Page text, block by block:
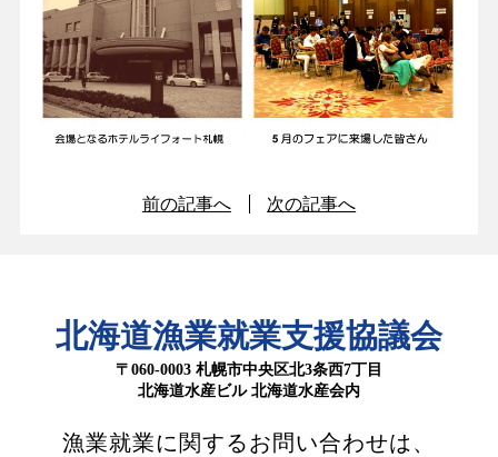
前の記事へ 次の記事へ
北海道漁業就業支援協議会
〒060-0003 札幌市中央区北3条西7丁目
北海道水産ビル 北海道水産会内
漁業就業に関するお問い合わせは、